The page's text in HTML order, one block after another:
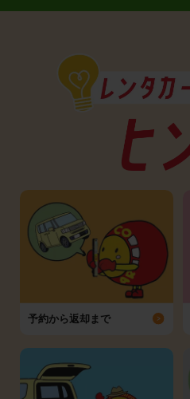
予約から返却まで